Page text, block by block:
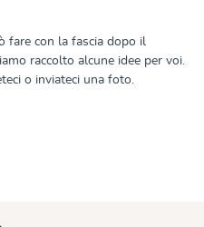
fare con la fascia dopo il
raccolto alcune idee per voi.
o inviateci una foto.